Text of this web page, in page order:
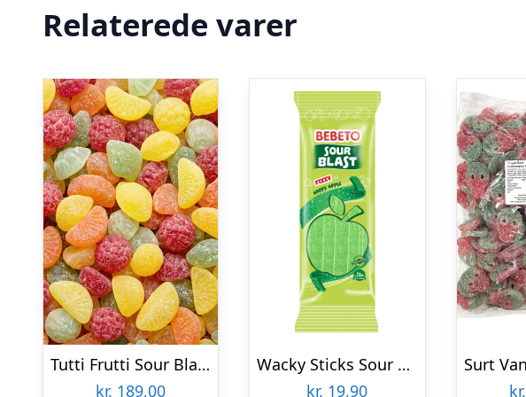
Relaterede varer
Tutti Frutti Sour Bland-selv slik i kasser 2 kg
kr. 189,00
Wacky Sticks Sour Blast Apple – 182 g
kr. 19,90
kr.